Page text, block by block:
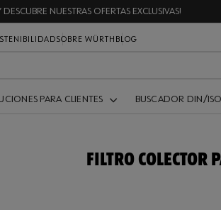
DESCUBRE NUESTRAS OFERTAS EXCLUSIVAS!
SOBRE WÜRTH BLOG
PARA CLIENTES BUSCADOR DIN/ISO
FILTRO COLECTOR